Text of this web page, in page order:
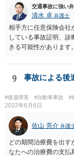
交通事故に強い
清水 卓 弁護士
相手方に任意保険会社
している事故証明、診
きる可能性がありま
果と認定理由書も相手
す。 これらが難しく
ているがが定かではあ
過しており、時効など
す。 待っていても事
可能な弁護士に個別に
談してみるのが望まし
9 事故による後
#後遺障害 #自動車事故 #
2022年6月6日
佐山 亮介 弁護
どの期間治療費を出
なたへの治療費の支払